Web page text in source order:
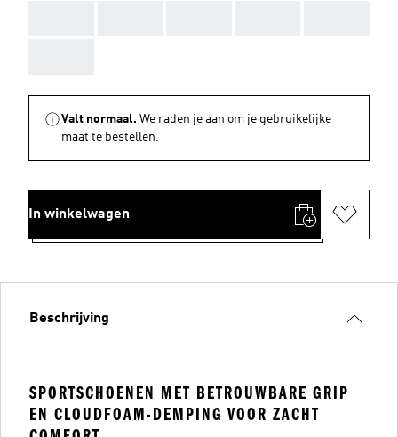
Valt normaal. We raden je aan om je gebruikelijke
maat te bestellen.
In winkelwagen
Beschrijving
SPORTSCHOENEN MET BETROUWBARE GRIP
EN CLOUDFOAM-DEMPING VOOR ZACHT